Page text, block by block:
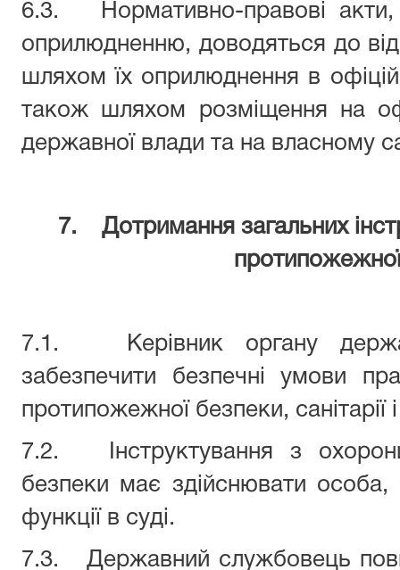
6.3. Нормативно-правові акти,
оприлюдненню, доводяться до
шляхом їх оприлюднення в
також шляхом розміщення на
державної влади та на власному
7. Дотримання загальних
7.1. Керівник органу
забезпечити безпечні умови
протипожежної безпеки, санітарії і
7.2. Інструктування з
безпеки має здійснювати особа,
функції в суді.
7.3. Державний службовець